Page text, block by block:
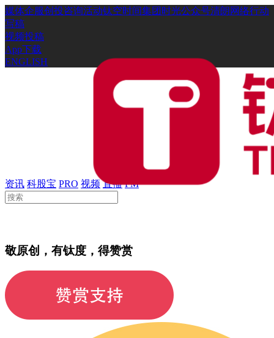
媒体企服创投咨询活动钛空时间集团时光公众号清朗网络行动
写稿
视频投稿
App下载
ENGLISH
资讯 科股宝 PRO 视频 直播 FM
敬原创，有钛度，得赞赏